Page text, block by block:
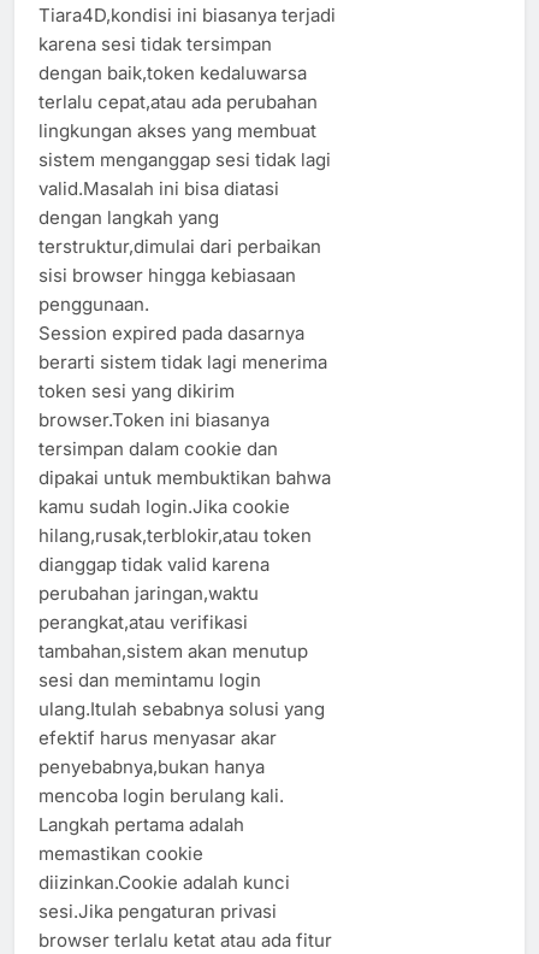
Tiara4D,kondisi ini biasanya terjadi
karena sesi tidak tersimpan
dengan baik,token kedaluwarsa
terlalu cepat,atau ada perubahan
lingkungan akses yang membuat
sistem menganggap sesi tidak lagi
valid.Masalah ini bisa diatasi
dengan langkah yang
terstruktur,dimulai dari perbaikan
sisi browser hingga kebiasaan
penggunaan.
Session expired pada dasarnya
berarti sistem tidak lagi menerima
token sesi yang dikirim
browser.Token ini biasanya
tersimpan dalam cookie dan
dipakai untuk membuktikan bahwa
kamu sudah login.Jika cookie
hilang,rusak,terblokir,atau token
dianggap tidak valid karena
perubahan jaringan,waktu
perangkat,atau verifikasi
tambahan,sistem akan menutup
sesi dan memintamu login
ulang.Itulah sebabnya solusi yang
efektif harus menyasar akar
penyebabnya,bukan hanya
mencoba login berulang kali.
Langkah pertama adalah
memastikan cookie
diizinkan.Cookie adalah kunci
sesi.Jika pengaturan privasi
browser terlalu ketat atau ada fitur